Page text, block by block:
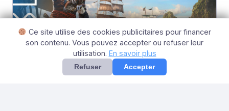
Ce site utilise des cookies publicitaires pour financer
son contenu. Vous pouvez accepter ou refuser leur
utilisation. En savoir plus
Refuser Accepter